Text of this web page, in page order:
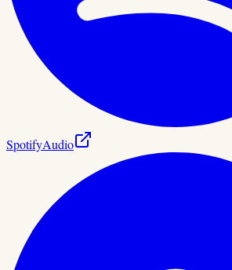
SpotifyAudio